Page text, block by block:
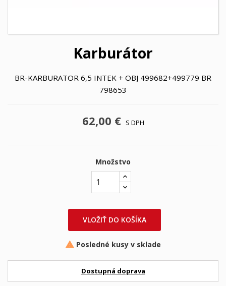
Karburátor
BR-KARBURATOR 6,5 INTEK + OBJ 499682+499779 BR
798653
62,00 € S DPH
Množstvo
VLOŽIŤ DO KOŠÍKA
 Posledné kusy v sklade
Dostupná doprava